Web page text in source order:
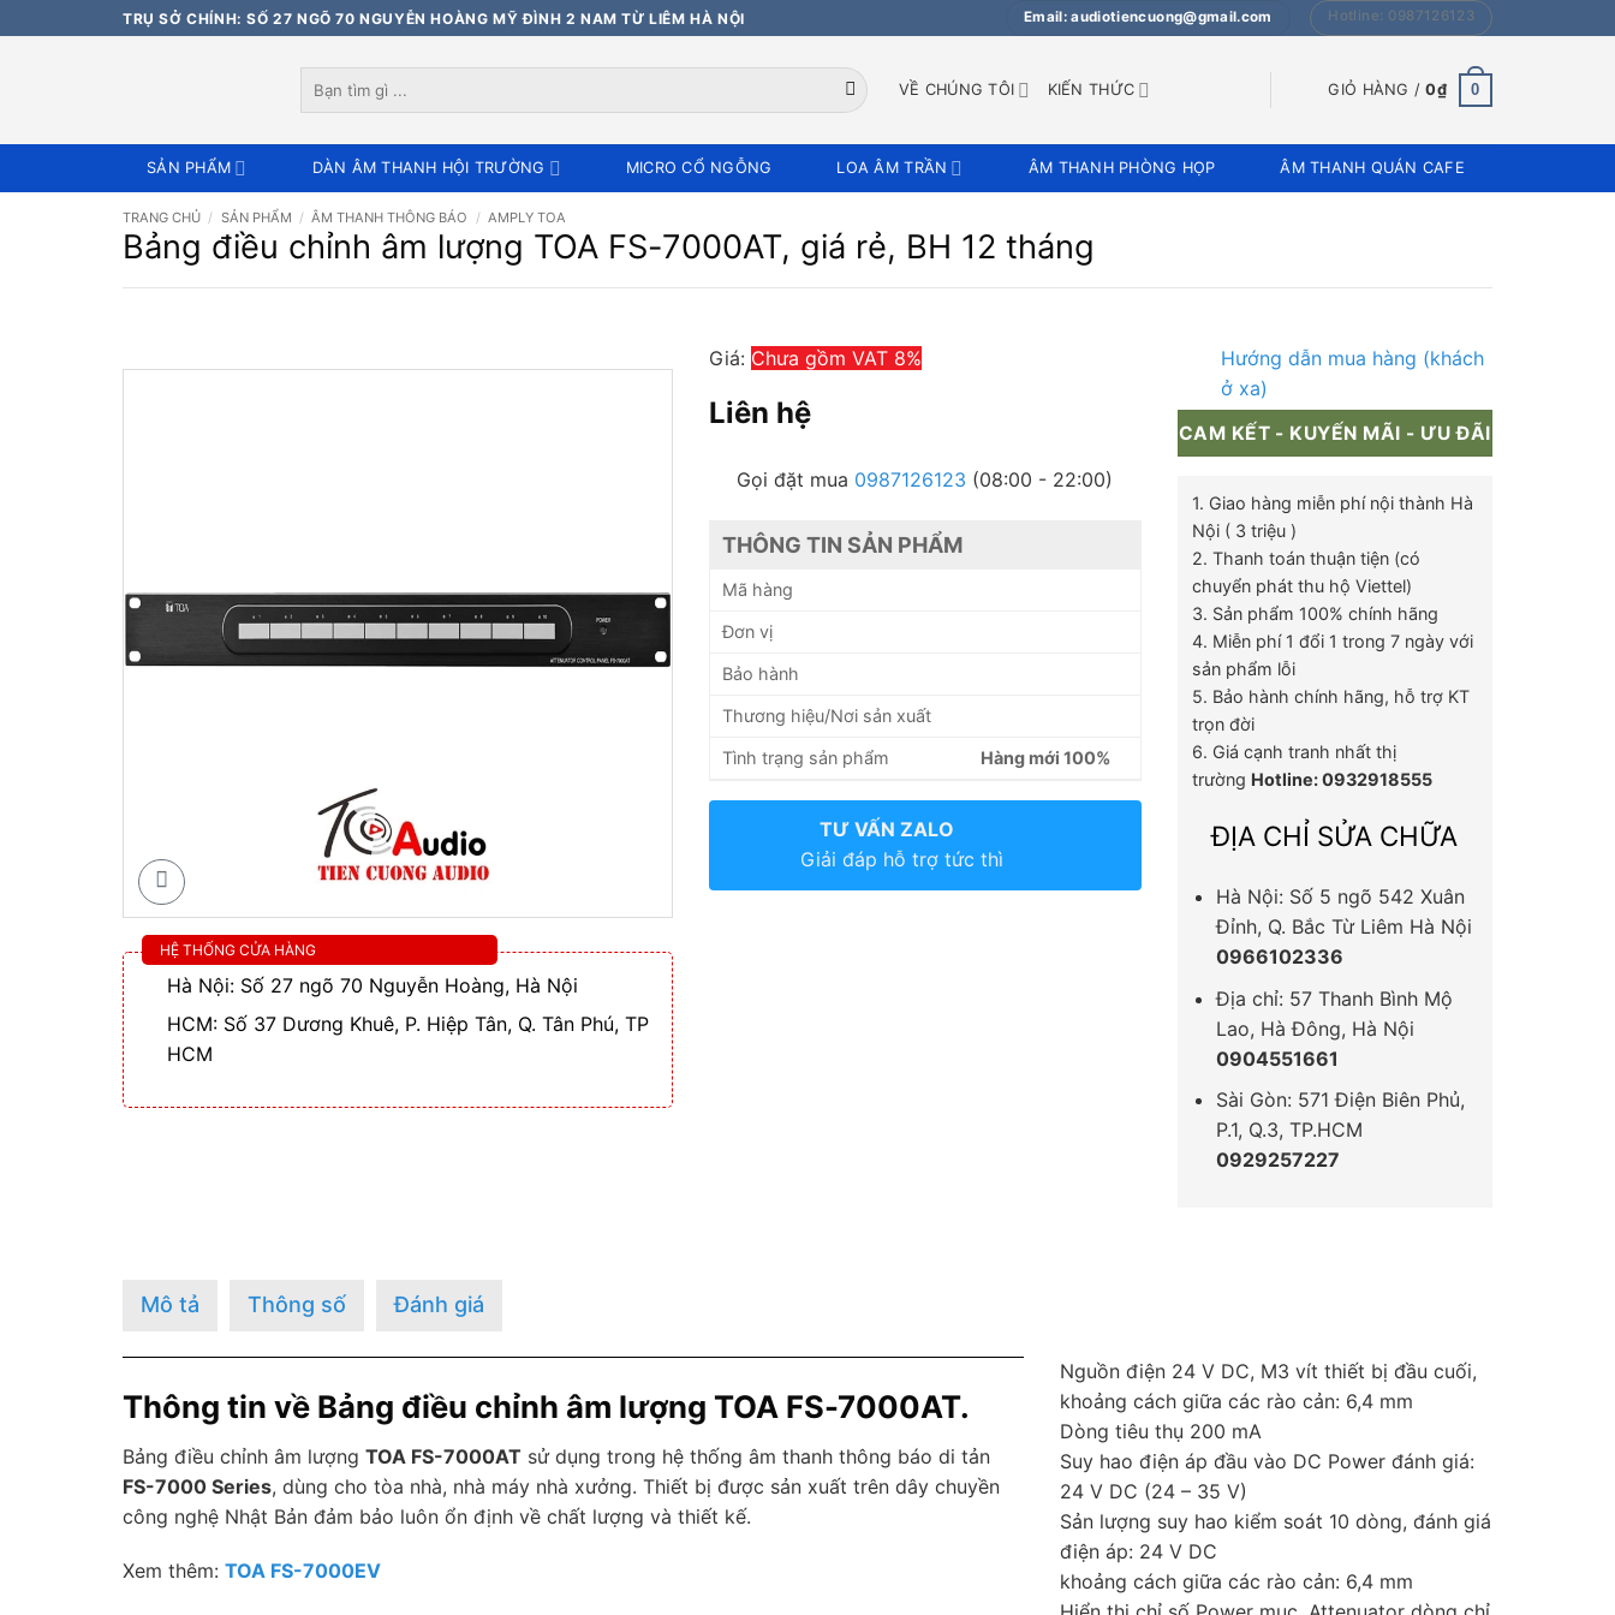
qua
TRỤ SỞ CHÍNH: SỐ 27 NGÕ 70 NGUYỄN HOÀNG MỸ ĐÌNH 2 NAM TỪ LIÊM HÀ NỘI Email: audiotiencuong@gmail.com Hotline: 0987126123
kiếm:
VỀ CHÚNG TÔI KIẾN THỨC GIỎ HÀNG /0₫ 0
SẢN PHẨM DÀN ÂM THANH HỘI TRƯỜNG MICRO CỔ NGỖNG LOA ÂM TRẦN ÂM THANH PHÒNG HỌP ÂM THANH QUÁN CAFE
TRANG CHỦ / SẢN PHẨM / ÂM THANH THÔNG BÁO / AMPLY TOA
Bảng điều chỉnh âm lượng TOA FS-7000AT, giá rẻ, BH 12 tháng
HỆ THỐNG CỬA HÀNG
Hà Nội: Số 27 ngõ 70 Nguyễn Hoàng, Hà Nội
HCM: Số 37 Dương Khuê, P. Hiệp Tân, Q. Tân Phú, TP
HCM
Giá: Chưa gồm VAT 8%
Liên hệ
Gọi đặt mua 0987126123 (08:00 - 22:00)
THÔNG TIN SẢN PHẨM
Mã hàng
Đơn vị
Bảo hành
Thương hiệu/Nơi sản xuất
Tình trạng sản phẩm Hàng mới 100%
TƯ VẤN ZALO
Giải đáp hỗ trợ tức thì
Hướng dẫn mua hàng (khách
ở xa)
CAM KẾT - KUYẾN MÃI - ƯU ĐÃI
1. Giao hàng miễn phí nội thành Hà
Nội ( 3 triệu )
2. Thanh toán thuận tiện (có
chuyển phát thu hộ Viettel)
3. Sản phẩm 100% chính hãng
4. Miễn phí 1 đổi 1 trong 7 ngày với
sản phẩm lỗi
5. Bảo hành chính hãng, hỗ trợ KT
trọn đời
6. Giá cạnh tranh nhất thị
trường Hotline: 0932918555
ĐỊA CHỈ SỬA CHỮA
Hà Nội: Số 5 ngõ 542 Xuân
Đỉnh, Q. Bắc Từ Liêm Hà Nội
0966102336
Địa chỉ: 57 Thanh Bình Mộ
Lao, Hà Đông, Hà Nội
0904551661
Sài Gòn: 571 Điện Biên Phủ,
P.1, Q.3, TP.HCM
0929257227
Mô tả Thông số Đánh giá
Thông tin về Bảng điều chỉnh âm lượng TOA FS-7000AT.
Bảng điều chỉnh âm lượng TOA FS-7000AT sử dụng trong hệ thống âm thanh thông báo di tản
FS-7000 Series, dùng cho tòa nhà, nhà máy nhà xưởng. Thiết bị được sản xuất trên dây chuyền
công nghệ Nhật Bản đảm bảo luôn ổn định về chất lượng và thiết kế.
Xem thêm: TOA FS-7000EV
Nguồn điện 24 V DC, M3 vít thiết bị đầu cuối,
khoảng cách giữa các rào cản: 6,4 mm
Dòng tiêu thụ 200 mA
Suy hao điện áp đầu vào DC Power đánh giá:
24 V DC (24 – 35 V)
Sản lượng suy hao kiểm soát 10 dòng, đánh giá
điện áp: 24 V DC
khoảng cách giữa các rào cản: 6,4 mm